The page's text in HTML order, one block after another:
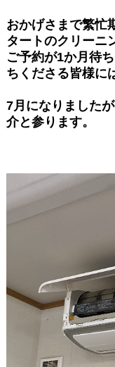
おかげさまで繁忙
タートのクリーニ
ご予約が1か月待
ちくださる皆様に
7月になりました
介と参ります。